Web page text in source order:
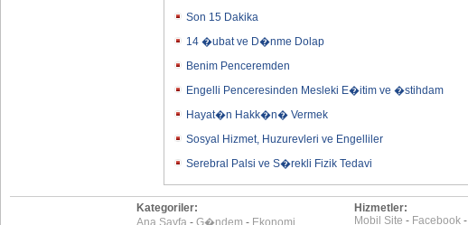
Son 15 Dakika
14 �ubat ve D�nme Dolap
Benim Penceremden
Engelli Penceresinden Mesleki E�itim ve �stihdam
Hayat�n Hakk�n� Vermek
Sosyal Hizmet, Huzurevleri ve Engelliler
Serebral Palsi ve S�rekli Fizik Tedavi
Kategoriler:
Ana Sayfa - G�ndem - Ekonomi
Hizmetler:
Mobil Site - Facebook-